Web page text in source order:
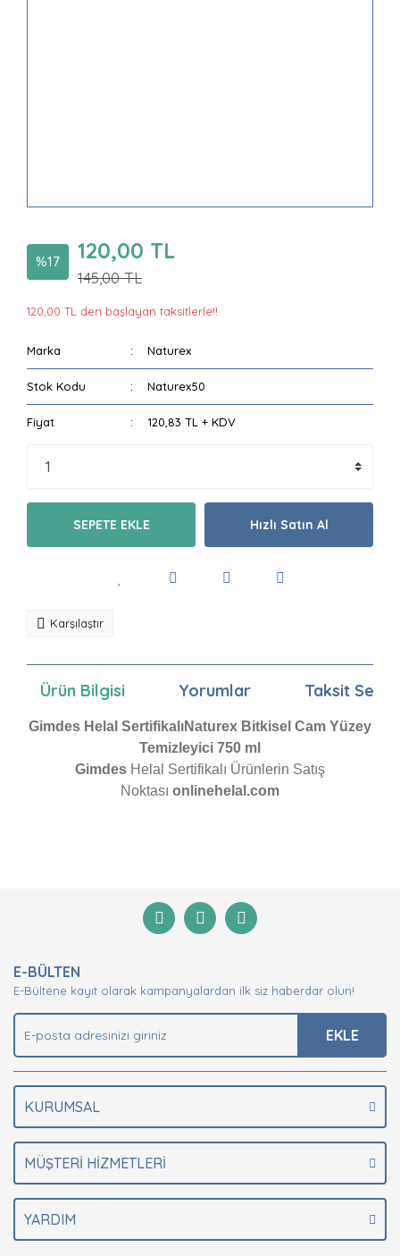
%17 120,00 TL
145,00 TL
120,00 TL den başlayan taksitlerle!!
Marka Naturex
Stok Kodu Naturex50
Fiyat 120,83 TL + KDV
SEPETE EKLE Hızlı Satın Al
Karşılaştır
Ürün Bilgisi Yorumlar Taksit
Gimdes Helal SertifikalıNaturex Bitkisel Cam Yüzey
Temizleyici 750 ml
Gimdes Helal Sertifikalı Ürünlerin Satış
Noktası onlinehelal.com
Yorum Yaz
Görüş ve önerileriniz için teşekkür ederiz.
Ürün açıklamasında eksik bilgiler bulunuyor.
Ürün bilgilerinde hatalar bulunuyor.
E-BÜLTEN
E-Bültene kayıt olarak kampanyalardan ilk siz haberdar olun!
EKLE
KURUMSAL
MÜŞTERİ HİZMETLERİ
YARDIM